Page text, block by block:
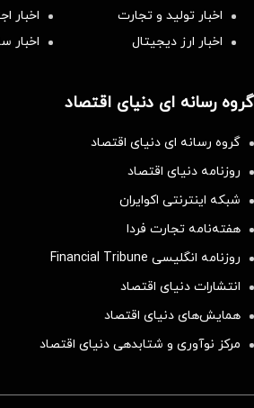
اخبار تولید و تجارت
اخبار
اخبار ارز دیجیتال
اخبار
گروه رسانه ای دنیای اقتصاد
گروه رسانه ای دنیای اقتصاد
روزنامه دنیای اقتصاد
شبکه اینترنتی اکوایران
هفته‌نامه تجارت فردا
روزنامه انگلیسی Financial Tribune
انتشارات دنیای اقتصاد
همایش‌های دنیای اقتصاد
مرکز نوآوری و شتابدهی دنیای اقتصاد